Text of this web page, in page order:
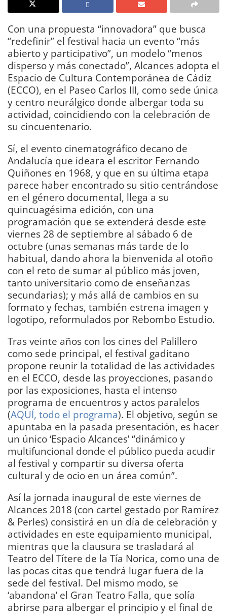
Con una propuesta “innovadora” que busca
“redefinir” el festival hacia un evento “más
abierto y participativo”, un modelo “menos
disperso y más conectado”, Alcances adopta el
Espacio de Cultura Contemporánea de Cádiz
(ECCO), en el Paseo Carlos III, como sede única
y centro neurálgico donde albergar toda su
actividad, coincidiendo con la celebración de
su cincuentenario.
Sí, el evento cinematográfico decano de
Andalucía que ideara el escritor Fernando
Quiñones en 1968, y que en su última etapa
parece haber encontrado su sitio centrándose
en el género documental, llega a su
quincuagésima edición, con una
programación que se extenderá desde este
viernes 28 de septiembre al sábado 6 de
octubre (unas semanas más tarde de lo
habitual, dando ahora la bienvenida al otoño
con el reto de sumar al público más joven,
tanto universitario como de enseñanzas
secundarias); y más allá de cambios en su
formato y fechas, también estrena imagen y
logotipo, reformulados por Rebombo Estudio.
Tras veinte años con los cines del Palillero
como sede principal, el festival gaditano
propone reunir la totalidad de las actividades
en el ECCO, desde las proyecciones, pasando
por las exposiciones, hasta el intenso
programa de encuentros y actos paralelos
(AQUÍ, todo el programa). El objetivo, según se
apuntaba en la pasada presentación, es hacer
un único ‘Espacio Alcances’ “dinámico y
multifuncional donde el público pueda acudir
al festival y compartir su diversa oferta
cultural y de ocio en un área común”.
Así la jornada inaugural de este viernes de
Alcances 2018 (con cartel gestado por Ramírez
& Perles) consistirá en un día de celebración y
actividades en este equipamiento municipal,
mientras que la clausura se trasladará al
Teatro del Títere de la Tía Norica, como una de
las pocas citas que tendrá lugar fuera de la
sede del festival. Del mismo modo, se
‘abandona’ el Gran Teatro Falla, que solía
abrirse para albergar el principio y el final de